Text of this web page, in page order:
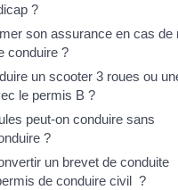
?
son assurance en cas de
conduire ?
un scooter 3 roues ou
le permis B ?
peut-on conduire sans
?
un brevet de conduite
de conduire civil ?